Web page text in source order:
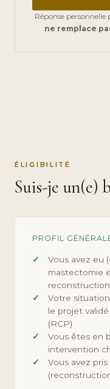
Réponse personnelle
ne remplace
ÉLIGIBILITÉ
Suis-je un(e)
PROFIL
Vous avez eu
mastectomie
reconstruction
Votre
le projet
(RCP)
Vous êtes en
intervention
Vous avez